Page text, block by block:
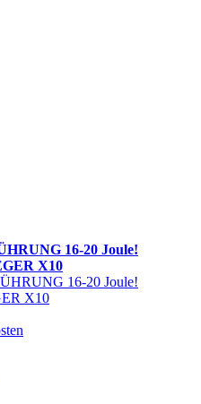
16-20 Joule!
X10